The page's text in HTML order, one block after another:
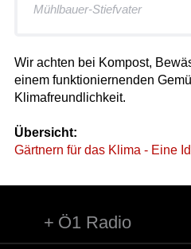
Mühlbauer-Stiefvater
Wir achten bei Kompost,
einem funktioniernenden
Klimafreundlichkeit.
Übersicht:
Gärtnern für das Klima - Eine
Ö1 Radio